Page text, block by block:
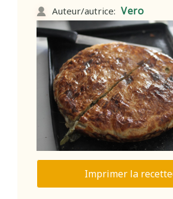
Auteur/autrice: Vero
Imprimer la recette